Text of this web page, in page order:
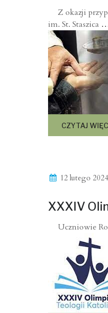
Z okazji
im. St. Staszica
CZYTAJ
12 lutego 2024
XXXIV
Uczniowie